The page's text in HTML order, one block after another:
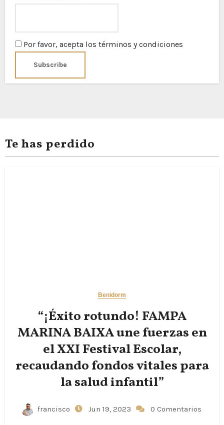
Por favor, acepta los términos y condiciones
Te has perdido
Benidorm
“¡Éxito rotundo! FAMPA
MARINA BAIXA une fuerzas en
el XXI Festival Escolar,
recaudando fondos vitales para
la salud infantil”
francisco Jun 19, 2023 0 Comentarios